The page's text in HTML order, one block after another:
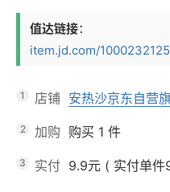
值达链接：
item.jd.com/
1 店铺 安热沙京东自营
2 加购 购买 1 件
3 实付 9.9元 ( 实付单件